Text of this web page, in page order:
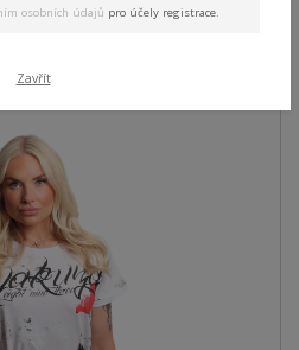
Dress white M
osobních údajů pro účely registrace.
Zavřít